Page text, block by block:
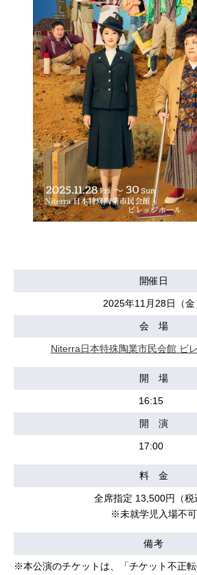
開催日
2025年11月28日（金
会 場
Niterra日本特殊陶業市民会館 ビ
開 場
16:15
開 演
17:00
料 金
全席指定 13,500円（税
※未就学児入場不可
備考
※本公演のチケットは、「チケット不正